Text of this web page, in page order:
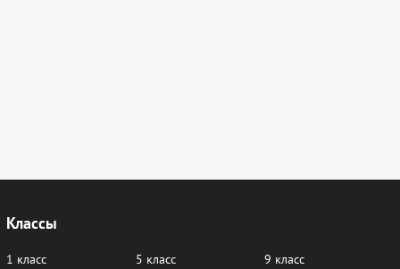
Классы
1 класс
5 класс
9 класс